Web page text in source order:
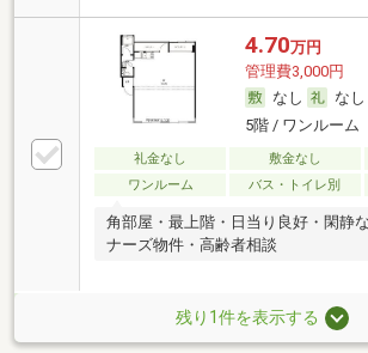
4.70万円
管理費3,000円
なし
なし
5階 / ワンルーム
礼金なし 敷金なし
ワンルーム
バス・トイレ別
角部屋・最上階・日当り良好・閑静
ナーズ物件・高齢者相談
残り1件を表示する